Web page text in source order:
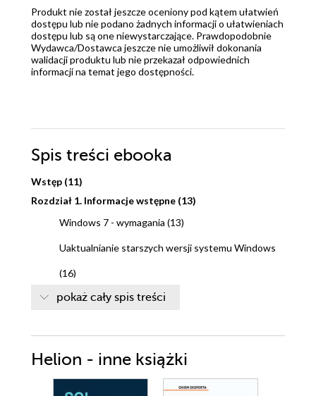
Produkt nie został jeszcze oceniony pod kątem ułatwień
dostępu lub nie podano żadnych informacji o ułatwieniach
dostępu lub są one niewystarczające. Prawdopodobnie
Wydawca/Dostawca jeszcze nie umożliwił dokonania
walidacji produktu lub nie przekazał odpowiednich
informacji na temat jego dostępności.
Spis treści ebooka
Wstęp (11)
Rozdział 1. Informacje wstępne (13)
Windows 7 - wymagania (13)
Uaktualnianie starszych wersji systemu Windows
(16)
Rozdział 2. Bezpieczeństwo komputera (17)
systemu? (18)
Definiowanie opcji aktualizacji systemu (20)
pokaż cały spis treści
Helion - inne książki